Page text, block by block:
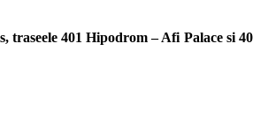
401 Hipodrom – Afi Palace si